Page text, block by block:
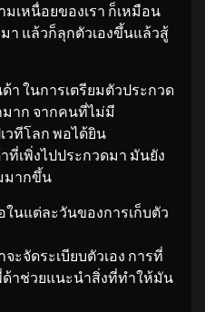
เหนื่อยของเรา ก็เหมือน
แล้วก็ลุกตัวเองขึ้นแล้วสู้
า ในการเตรียมตัวประกวด
าก จากคนที่ไม่มี
วทีโลก พอได้ยิน
เพิ่งไปประกวดมา มันยัง
มากขึ้น
นแต่ละวันของการเก็บตัว
ะจัดระเบียบตัวเอง การที่
าช่วยแนะนำสิ่งที่ทำให้มัน